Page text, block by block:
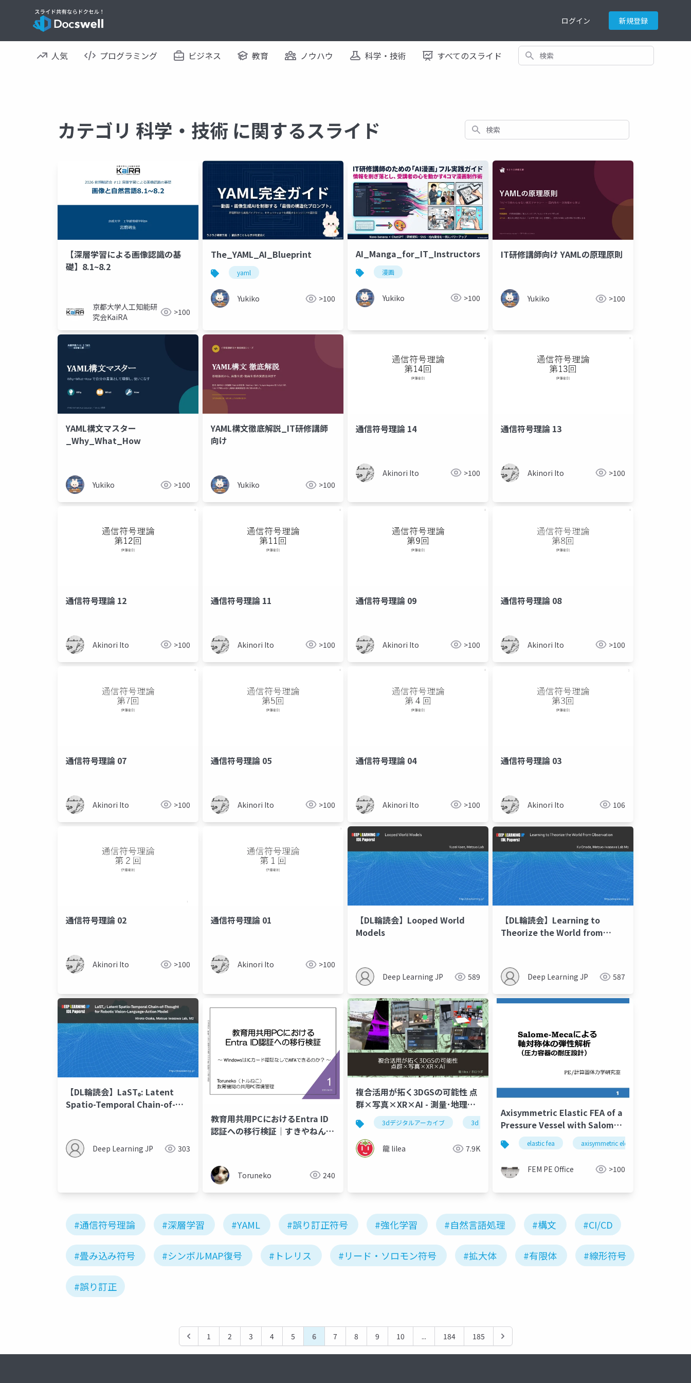
ログイン 新規登録
人気 プログラミング ビジネス 教育 ノウハウ 科学・技術 すべてのスライド 検索
カテゴリ 科学・技術 に関するスライド 検索
【深層学習による画像認識の基
礎】8.1~8.2
京都大学人工知能研
究会KaiRA
>100
The_YAML_AI_Blueprint
yaml
Yukiko >100
AI_Manga_for_IT_Instructors
漫画
Yukiko >100
IT研修講師向け YAMLの原理原則
Yukiko >100
YAML構文マスター
_Why_What_How
Yukiko >100
YAML構文徹底解説_IT研修講師
向け
Yukiko >100
通信符号理論 14
Akinori Ito >100
通信符号理論 13
Akinori Ito >100
通信符号理論 12
Akinori Ito >100
通信符号理論 11
Akinori Ito >100
通信符号理論 09
Akinori Ito >100
通信符号理論 08
Akinori Ito >100
通信符号理論 07
Akinori Ito >100
通信符号理論 05
Akinori Ito >100
通信符号理論 04
Akinori Ito >100
通信符号理論 03
Akinori Ito 106
通信符号理論 02
Akinori Ito >100
通信符号理論 01
Akinori Ito >100
【DL輪読会】Looped World
Models
Deep Learning JP 589
【DL輪読会】Learning to
Theorize the World from
Deep Learning JP 587
【DL輪読会】LaST₀: Latent
Spatio-Temporal Chain-of-
Deep Learning JP 303
教育用共用PCにおけるEntra ID
認証への移行検証｜すきやねん
Toruneko 240
複合活用が拓く3DGSの可能性 点
群×写真×XR×AI - 測量･地理空
間情報イノベーション大会 2026
3dデジタルアーカイブ 3d gaussian splatting 3dgs 点群
龍 lilea 7.9K
Axisymmetric Elastic FEA of a
Pressure Vessel with Salome-
Meca 2024 Windows
elastic fea axisymmetric element
FEM PE Office >100
#通信符号理論 #深層学習 #YAML #誤り訂正符号 #強化学習 #自然言語処理 #構文 #CI/CD
#畳み込み符号 #シンボルMAP復号 #トレリス #リード・ソロモン符号 #拡大体 #有限体 #線形符号
#誤り訂正
1 2 3 4 5 6 7 8 9 10 ... 184 185